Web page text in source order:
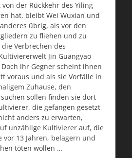
der Rückkehr des Yiling
hat, bleibt Wei Wuxian und
übrig, als vor den
zu fliehen und zu
Verbrechen des
Jin Guangyao
ihr Gegner scheint ihnen
voraus und als sie Vorfälle in
Zuhause, den
sollen finden sie dort
die gefangen gesetzt
anders zu erwarten,
unzählige Kultivierer auf, die
vor 13 Jahren, belagern und
töten wollen …